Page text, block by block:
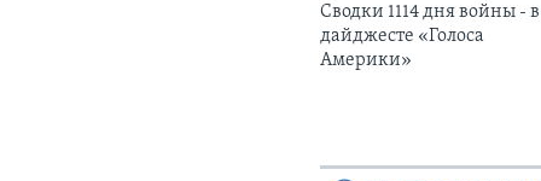
Сводки 1114 дня войны - в
дайджесте «Голоса
Америки»